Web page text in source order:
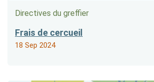
Directives du greffier
Frais de cercueil
18 Sep 2024